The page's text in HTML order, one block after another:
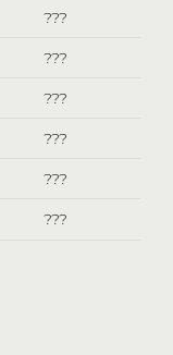
???
???
???
???
???
???